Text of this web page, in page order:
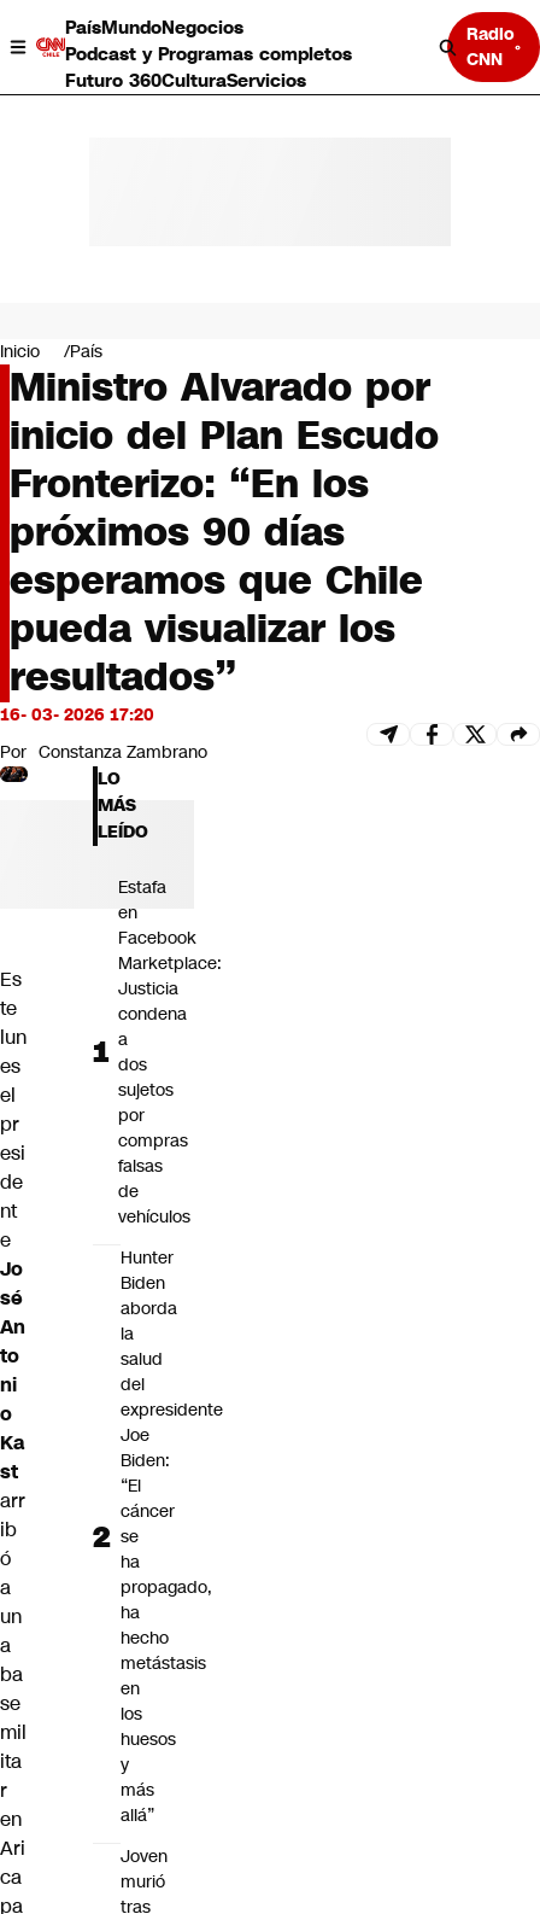
PaísMundoNegocios
Podcast y Programas completos
Futuro 360CulturaServicios
Radio
CNN
Negocios
Deportes
Programas completos
Cultura
Servicios
Bits
CNN Data
CNN tiempo
Opinión
Inicio País
Ministro Alvarado por
inicio del Plan Escudo
Fronterizo: “En los
próximos 90 días
esperamos que Chile
pueda visualizar los
resultados”
16- 03- 2026 17:20
Por Constanza Zambrano
Es
te
lun
es
el
pr
esi
de
nt
e
Jo
sé
An
to
ni
o
Ka
st
arr
ib
ó
a
un
a
ba
se
mil
ita
r
en
Ari
ca
pa
LO
MÁS
LEÍDO
Estafa
en
Facebook
Marketplace:
Justicia
condena
a
dos
sujetos
por
compras
falsas
de
vehículos
Hunter
Biden
aborda
la
salud
del
expresidente
Joe
Biden:
“El
cáncer
se
ha
propagado,
ha
hecho
metástasis
en
los
huesos
y
más
allá”
Joven
murió
tras